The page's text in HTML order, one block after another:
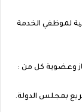
لموظفي الخدمة
وعضوية كل من :